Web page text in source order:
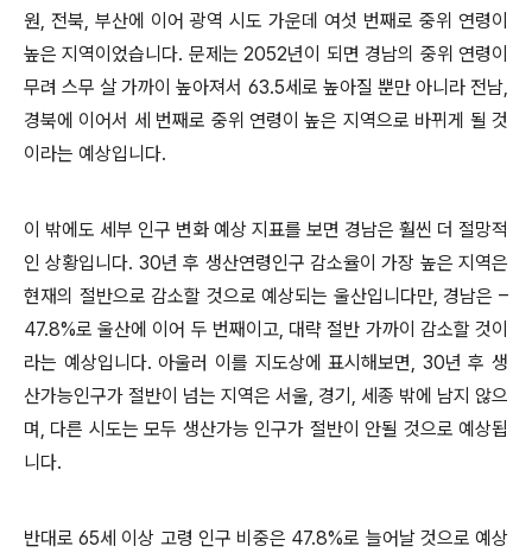
원, 전북, 부산에 이어 광역 시도 가운데 여섯 번째로 중위 연령이
높은 지역이었습니다. 문제는2052년이 되면 경남의 중위 연령이
무려 스무 살 가까이 높아져서 63.5세로 높아질 뿐만 아니라 전남,
경북에 이어서 세 번째로 중위 연령이 높은 지역으로 바뀌게 될 것
이라는 예상입니다.
이 밖에도 세부 인구 변화 예상 지표를 보면 경남은 훨씬 더 절망적
인 상황입니다. 30년 후 생산연령인구 감소율이 가장 높은 지역은
현재의 절반으로 감소할 것으로 예상되는 울산입니다만, 경남은–
47.8%로 울산에 이어 두 번째이고, 대략 절반 가까이 감소할 것이
라는 예상입니다.아울러 이를 지도상에 표시해보면, 30년 후 생
산가능인구가 절반이 넘는 지역은 서울, 경기 , 세종 밖에 남지 않으
며, 다른 시도는 모두 생산가능 인구가 절반이 안될 것으로 예상됩
니다.
반대로65세 이상 고령 인구 비중은 47.8%로 늘어날 것으로 예상